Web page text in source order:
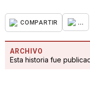
COMPARTIR ...
ARCHIVO
Esta historia fue